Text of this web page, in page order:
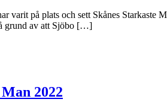
varit på plats och sett Skånes
grund av att Sjöbo […]
2022